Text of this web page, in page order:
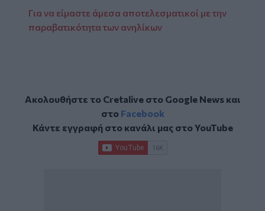
Για να είμαστε άμεσα αποτελεσματικοί με την
παραβατικότητα των ανηλίκων
Ακολουθήστε το Cretalive στο Google Newsκαι
στο Facebook
Κάντε εγγραφή στο κανάλι μας στοYouTube